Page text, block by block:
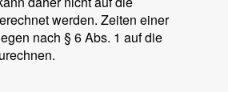
werden. Zeiten einer
nach § 6 Abs. 1 auf die